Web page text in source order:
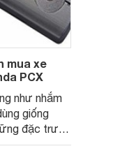
mua xe
PCX
như nhắm
giống
đặc trưng